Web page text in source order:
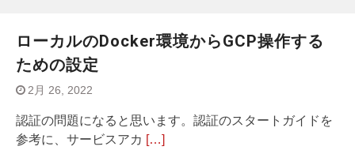
ローカルのDocker環境からGCP操作する
ための設定
2月 26, 2022
認証の問題になると思います。認証のスタートガイドを
参考に、サービスアカ […]